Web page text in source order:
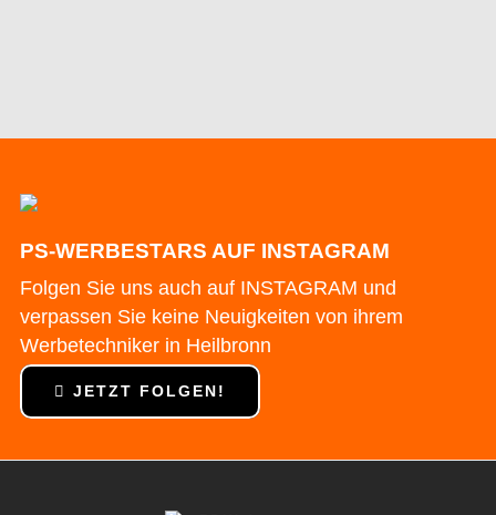
PS-WERBESTARS AUF INSTAGRAM
Folgen Sie uns auch auf INSTAGRAM und
verpassen Sie keine Neuigkeiten von ihrem
Werbetechniker in Heilbronn
JETZT FOLGEN!